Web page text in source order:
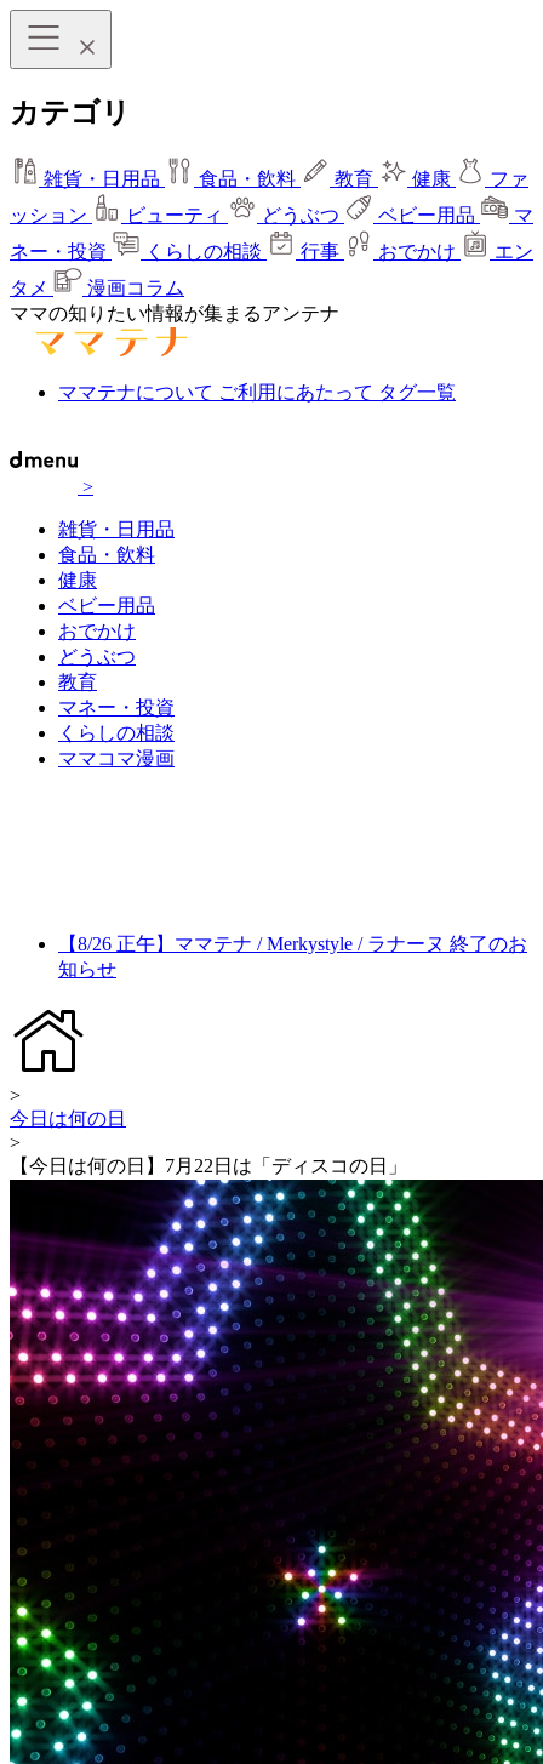
カテゴリ
雑貨・日用品 食品・飲料 教育 健康
ファ
ッション
ビューティ どうぶつ ベビー用品
マ
ネー・投資
くらしの相談 行事 おでかけ
エン
タメ
漫画コラム
ママの知りたい情報が集まるアンテナ
ママテナについて ご利用にあたって タグ一覧
>
雑貨・日用品
食品・飲料
健康
ベビー用品
おでかけ
どうぶつ
教育
マネー・投資
くらしの相談
ママコマ漫画
【8/26 正午】ママテナ / Merkystyle / ラナーヌ 終了のお
知らせ
>
今日は何の日
>
【今日は何の日】7月22日は「ディスコの日」